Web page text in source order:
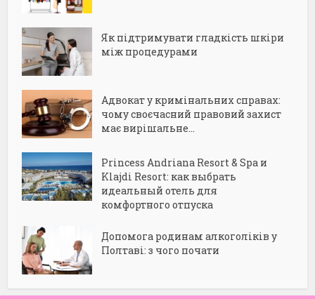
Як підтримувати гладкість шкіри
між процедурами
Адвокат у кримінальних справах:
чому своєчасний правовий захист
має вирішальне...
Princess Andriana Resort & Spa и
Klajdi Resort: как выбрать
идеальный отель для
комфортного отпуска
Допомога родинам алкоголіків у
Полтаві: з чого почати